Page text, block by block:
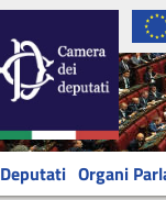
Deputati Organi